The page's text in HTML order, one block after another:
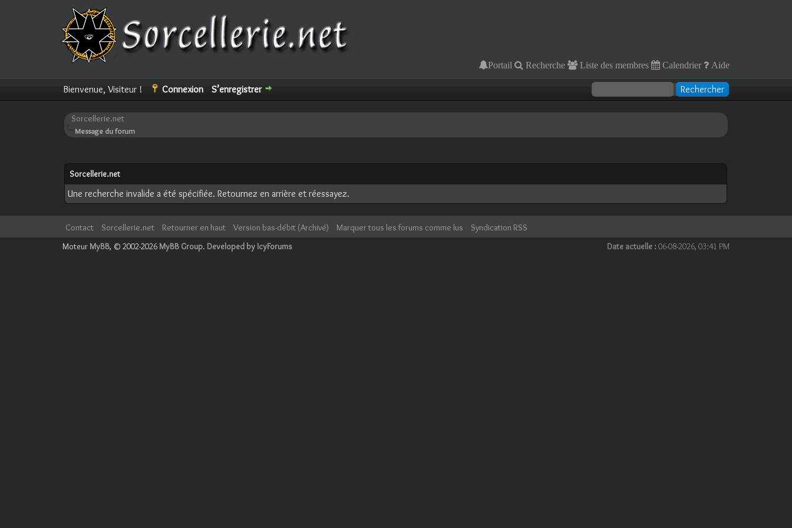
Portail Recherche Liste des membres Calendrier Aide
Bienvenue, Visiteur ! Connexion S’enregistrer
Sorcellerie.net
Message du forum
Sorcellerie.net
Une recherche invalide a été spécifiée. Retournez en arrière et réessayez.
Contact Sorcellerie.net Retourner en haut Version bas-débit (Archivé) Marquer tous les forums comme lus
Syndication RSS
Date actuelle :06-08-2026, 03:41 PM
Moteur MyBB, © 2002-2026 MyBB Group. Developed by IcyForums